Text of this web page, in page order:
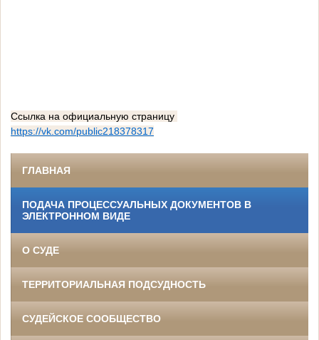
Ссылка на официальную страницу
https://vk.com/public218378317
ГЛАВНАЯ
ПОДАЧА ПРОЦЕССУАЛЬНЫХ ДОКУМЕНТОВ В
ЭЛЕКТРОННОМ ВИДЕ
О СУДЕ
ТЕРРИТОРИАЛЬНАЯ ПОДСУДНОСТЬ
СУДЕЙСКОЕ СООБЩЕСТВО